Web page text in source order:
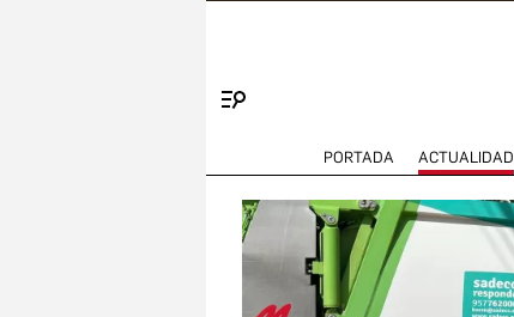
PORTADA ACTUALIDAD